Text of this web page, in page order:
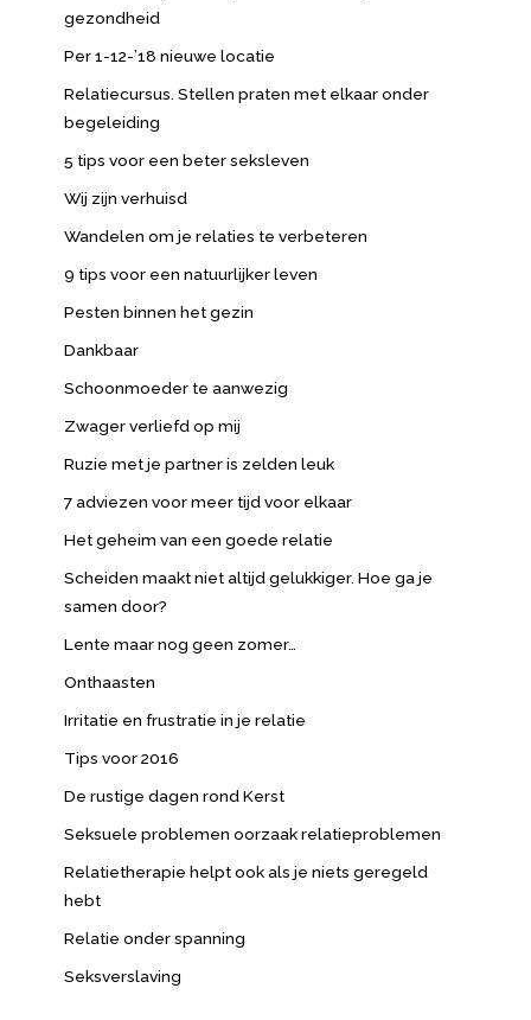
gezondheid
Per 1-12-’18 nieuwe locatie
Relatiecursus. Stellen praten met elkaar onder
begeleiding
5 tips voor een beter seksleven
Wij zijn verhuisd
Wandelen om je relaties te verbeteren
9 tips voor een natuurlijker leven
Pesten binnen het gezin
Dankbaar
Schoonmoeder te aanwezig
Zwager verliefd op mij
Ruzie met je partner is zelden leuk
7 adviezen voor meer tijd voor elkaar
Het geheim van een goede relatie
Scheiden maakt niet altijd gelukkiger. Hoe ga je
samen door?
Lente maar nog geen zomer…
Onthaasten
Irritatie en frustratie in je relatie
Tips voor 2016
De rustige dagen rond Kerst
Seksuele problemen oorzaak relatieproblemen
Relatietherapie helpt ook als je niets geregeld
hebt
Relatie onder spanning
Seksverslaving